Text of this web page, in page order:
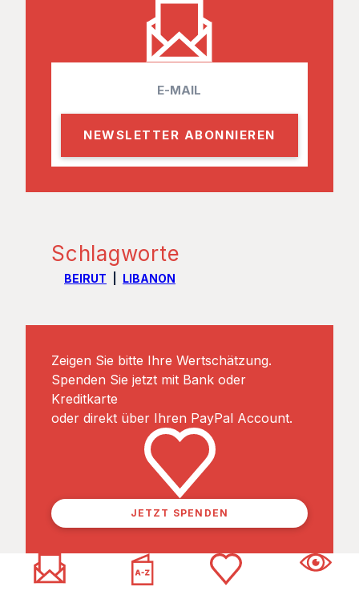
a
l
Schlagworte
BEIRUT LIBANON
Zeigen Sie bitte Ihre Wertschätzung.
Spenden Sie jetzt mit Bank oder
Kreditkarte
oder direkt über Ihren PayPal Account.
JETZT SPENDEN